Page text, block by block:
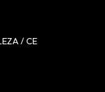
/ CE